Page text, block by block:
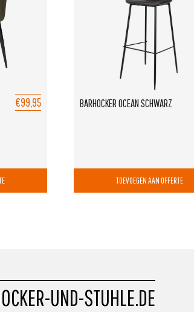
€99,95 BARHOCKER OCEAN SCHWARZ
TOEVOEGEN AAN OFFERTE
UND-STUHLE.DE